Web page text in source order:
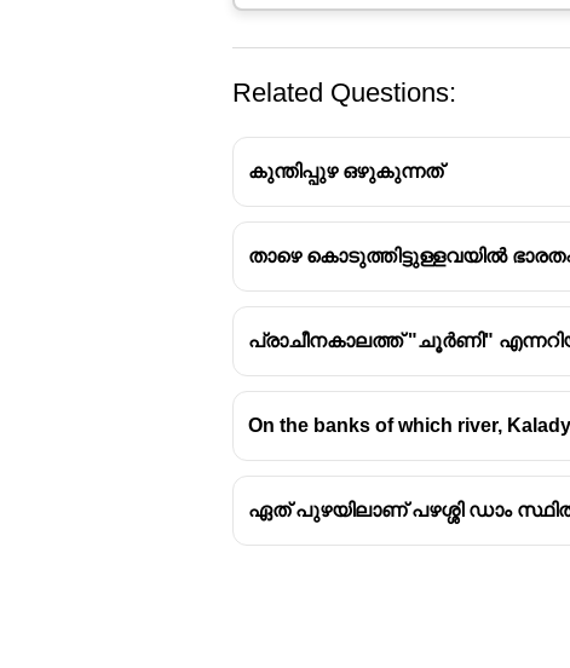
Related Questions:
കുന്തിപ്പുഴ ഒഴുകുന്നത്
താഴെ കൊടുത്തിട്ടുള്ളവയിൽ
പ്രാചീനകാലത്ത്‌ "ചൂർണി"
On the banks of which river,
ഏത് പുഴയിലാണ് പഴശ്ശി ഡാം